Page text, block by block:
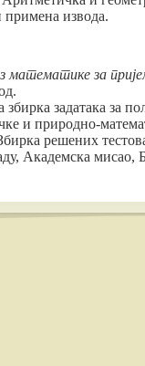
извода.
математике за
задатака за
и природно-
решених
Академска мисао,